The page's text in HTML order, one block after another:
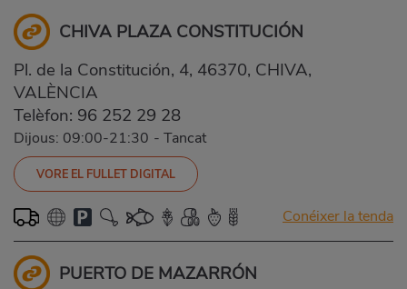
CHIVA PLAZA CONSTITUCIÓN
Pl. de la Constitución, 4, 46370, CHIVA,
VALÈNCIA
Telèfon: 96 252 29 28
Dijous: 09:00-21:30 - Tancat
VORE EL FULLET DIGITAL
Conéixer la tenda
PUERTO DE MAZARRÓN